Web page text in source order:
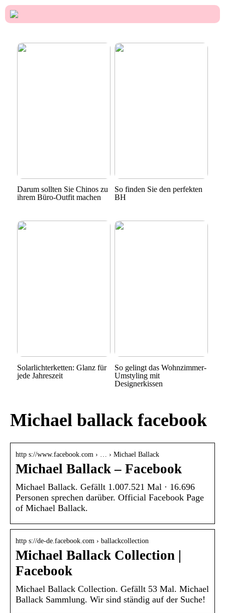
Darum sollten Sie Chinos zu
ihrem Büro-Outfit machen
So finden Sie den perfekten
BH
Solarlichterketten: Glanz für
jede Jahreszeit
So gelingt das Wohnzimmer-
Umstyling mit
Designerkissen
Michael ballack facebook
http s://www.facebook.com › … › Michael Ballack
Michael Ballack – Facebook
Michael Ballack. Gefällt 1.007.521 Mal · 16.696
Personen sprechen darüber. Official Facebook Page
of Michael Ballack.
http s://de-de.facebook.com › ballackcollection
Michael Ballack Collection |
Facebook
Michael Ballack Collection. Gefällt 53 Mal. Michael
Ballack Sammlung. Wir sind ständig auf der Suche!